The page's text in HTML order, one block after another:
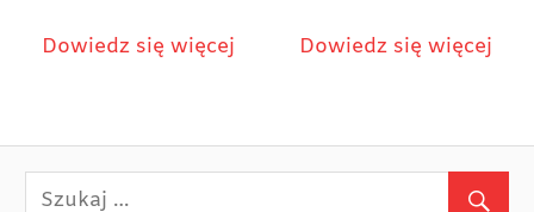
Dowiedz się więcej Dowiedz się więcej